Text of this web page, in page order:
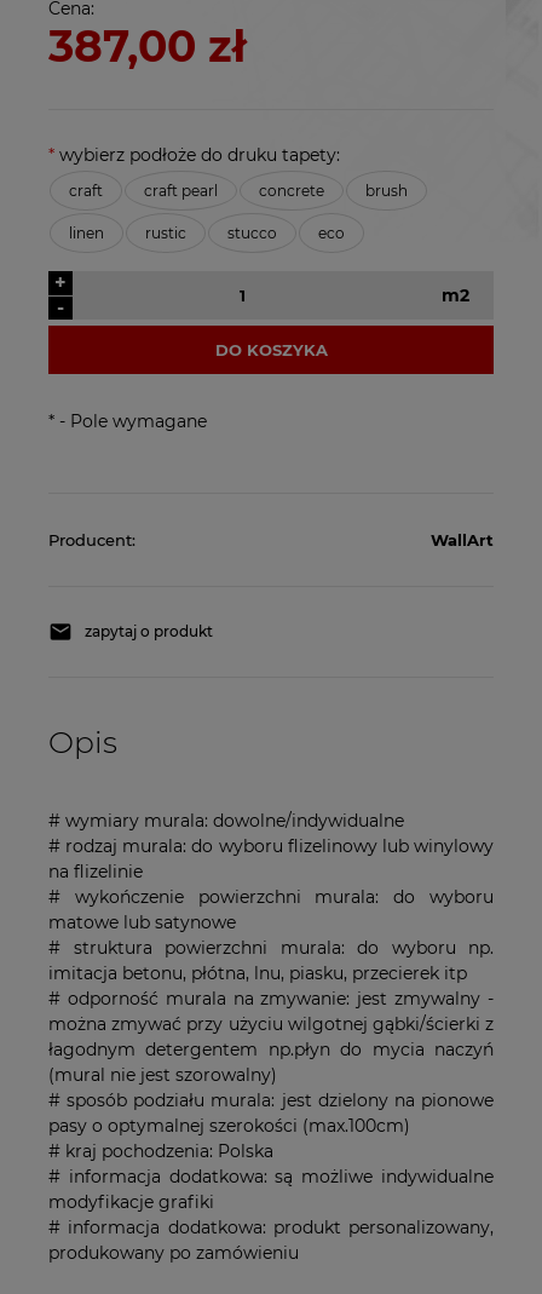
Cena:
387,00 zł
* wybierz podłoże do druku tapety:
craft craft pearl concrete brush
linen rustic stucco eco
-
+
m2
DO KOSZYKA
* - Pole wymagane
Producent: WallArt
zapytaj o produkt
Opis
# wymiary murala: dowolne/indywidualne
# rodzaj murala: do wyboru flizelinowy lub winylowy
na flizelinie
# wykończenie powierzchni murala: do wyboru
matowe lub satynowe
# struktura powierzchni murala: do wyboru np.
imitacja betonu, płótna, lnu, piasku, przecierek itp
# odporność murala na zmywanie: jest zmywalny -
można zmywać przy użyciu wilgotnej gąbki/ścierki z
łagodnym detergentem np.płyn do mycia naczyń
(mural nie jest szorowalny)
# sposób podziału murala: jest dzielony na pionowe
pasy o optymalnej szerokości (max.100cm)
# kraj pochodzenia: Polska
# informacja dodatkowa: są możliwe indywidualne
modyfikacje grafiki
# informacja dodatkowa: produkt personalizowany,
produkowany po zamówieniu